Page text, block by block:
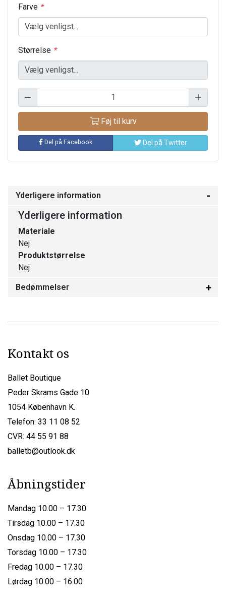
Farve *
Størrelse *
Føj til kurv
Del på Facebook Del på Twitter
Yderligere information
Yderligere information
Materiale
Nej
Produktstørrelse
Nej
Bedømmelser
Kontakt os
Ballet Boutique
Peder Skrams Gade 10
1054 København K.
Telefon: 33 11 08 52
CVR: 44 55 91 88
balletb@outlook.dk
Åbningstider
Mandag 10.00 – 17.30
Tirsdag 10.00 – 17.30
Onsdag 10.00 – 17.30
Torsdag 10.00 – 17.30
Fredag 10.00 – 17.30
Lørdag 10.00 – 16.00